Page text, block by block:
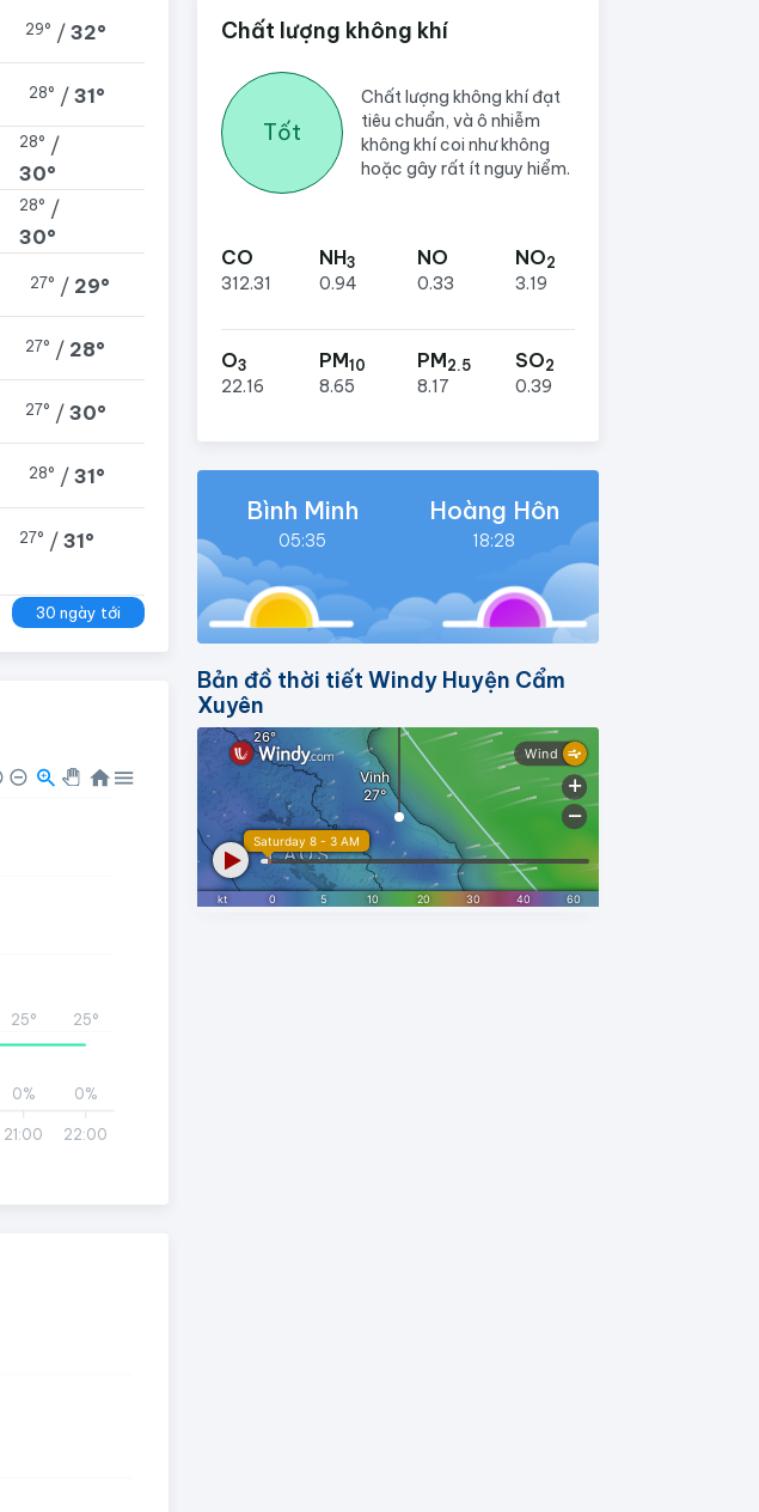
29° / 32°
28° / 31°
28° /
30°
28° /
30°
27° / 29°
27° / 28°
27° / 30°
28° / 31°
27° / 31°
30 ngày tới
21:00 22:00
0% 0%
25° 25°
Chất lượng không khí
Tốt
Chất lượng không khí đạt
tiêu chuẩn, và ô nhiễm
không khí coi như không
hoặc gây rất ít nguy hiểm.
CO
312.31
NH3
0.94
NO
0.33
NO2
3.19
O3
22.16
PM10
8.65
PM2.5
8.17
SO2
0.39
Bình Minh
05:35
Hoàng Hôn
18:28
Bản đồ thời tiết Windy Huyện Cẩm
Xuyên